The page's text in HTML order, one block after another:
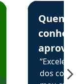
em
Estudante
Quem
aprova
dos